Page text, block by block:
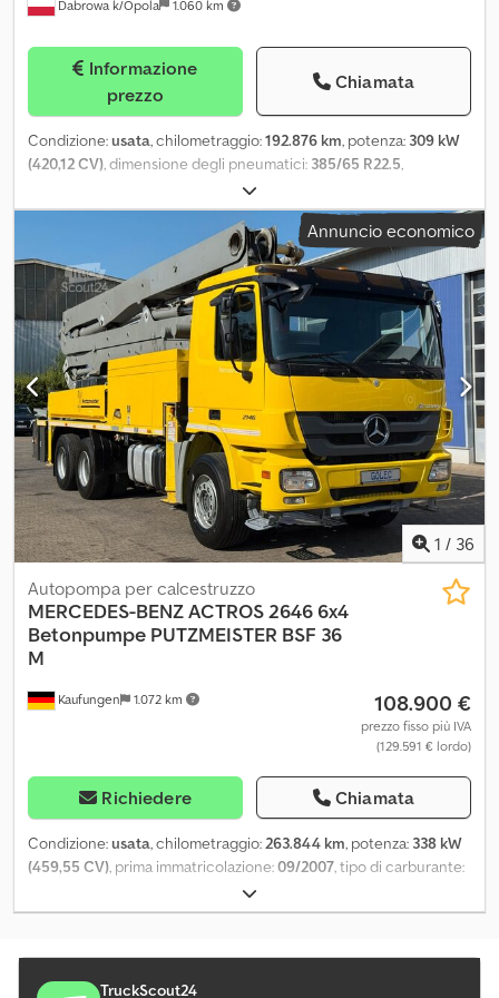
Dabrowa k/Opola 1.060 km
prezzo
Chiamata
Condizione:usata, chilometraggio:192.876 km, potenza: 309 kW
(420,12 CV), dimensione degli pneumatici: 385/65 R22.5,
, colore:
automatico, classe di emissione:Euro 6, sospensione:acciaio,
9.180 mm, larghezza totale:2.550 mm, altezza
totale:
, volume dello spazio di carico:10 m³, Anno di
produzione:2018, Equipaggiamento:ABS, aria condizionata,
bloccaggio del differenziale, chiusura centralizzata,
regolazione elettrica dei finestrini, specchietto retrovisore
elettrico, = Opzioni e accessori aggiuntivi = - Autoradio - Quadro
di comando climatizzatore - Tettuccio apribile = Ulteriori
informazioni = Ambito di applicazione: Costruzione Materiale di
applicazione: Calcestruzzo Crsdpfsynf Emox Aipsf Asse 1:
Dimensioni del pneumatico: 385/65 R22.5; Sospensione:
sospensione a balestra Asse 2: Dimensioni del pneumatico: 385/65
R22.5; Sospensione: sospensione a balestra Peso lordo: 14.600 kg
Carico utile: 19.400 kg PESO MASSIMO: 34.000 kg
Annuncio economico
1 / 36
Kaufungen 1.072 km
Autopompa per calcestruzzo
MERCEDES-BENZACTROS 2646 6x4
Betonpumpe PUTZMEISTER BSF 36
M
108.900 €
prezzo fisso più IVA
(129.591 € lordo)
Richiedere Chiamata
Condizione:usata, chilometraggio:263.844 km, potenza: 338 kW
(459,55 CV), prima immatricolazione:09/2007, tipo di carburante:
27.000 kg
assi, colore:giallo, tipo di ingranaggio:semiautomatico, classe di
ABS, aria condizionata, Numero interno del veicolo: VTC30034
Disponibile da subito presso il nostro deposito a Kaufungen.
TruckScout24